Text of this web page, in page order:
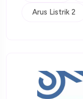
Arus Listrik 2